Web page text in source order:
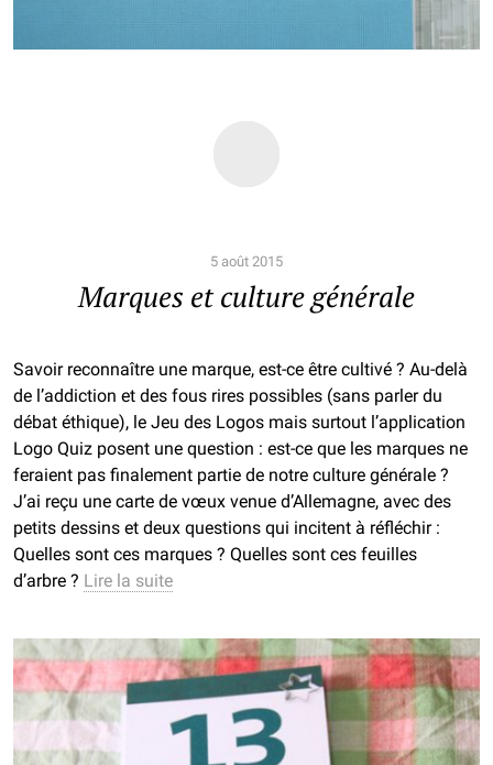
5 août 2015
Marques et culture générale
Savoir reconnaître une marque, est-ce être cultivé ? Au-delà
de l’addiction et des fous rires possibles (sans parler du
débat éthique), le Jeu des Logos mais surtout l’application
Logo Quiz posent une question : est-ce que les marques ne
feraient pas finalement partie de notre culture générale ?
J’ai reçu une carte de vœux venue d’Allemagne, avec des
petits dessins et deux questions qui incitent à réfléchir :
Quelles sont ces marques ? Quelles sont ces feuilles
d’arbre ? Lire la suite